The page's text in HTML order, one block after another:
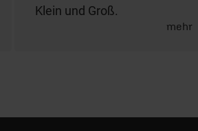
Klein und Groß.
mehr